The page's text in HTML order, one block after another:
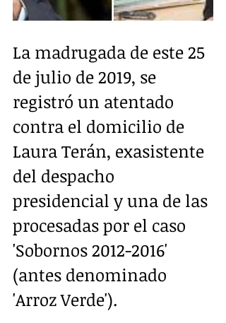
La madrugada de este 25
de julio de 2019, se
registró un atentado
contra el domicilio de
Laura Terán, exasistente
del despacho
presidencial y una de las
procesadas por el caso
'Sobornos 2012-2016'
(antes denominado
'Arroz Verde').